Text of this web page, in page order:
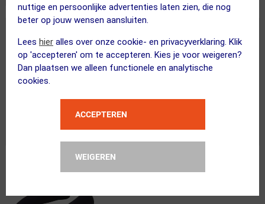
nuttige en persoonlijke advertenties laten zien, die nog
beter op jouw wensen aansluiten.
Lees hier alles over onze cookie- en privacyverklaring. Klik
op 'accepteren' om te accepteren. Kies je voor weigeren?
Dan plaatsen we alleen functionele en analytische
cookies.
ACCEPTEREN
WEIGEREN
Elke week belonen wij de twee beste
beoordelingen met een FuturumShop
waardebon t.w.v € 50.00. Schrijf net als vele